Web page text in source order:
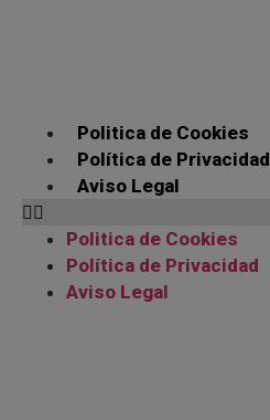
Politica de Cookies
Política de Privacidad
Aviso Legal
Politica de Cookies
Política de Privacidad
Aviso Legal